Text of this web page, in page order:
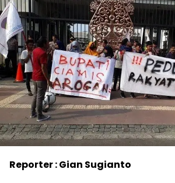
Reporter : Gian Sugianto